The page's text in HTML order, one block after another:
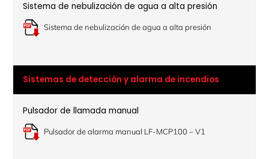
Sistema de nebulización de agua a alta presión
Sistema de nebulización de agua a alta presión
Sistemas de detección y alarma de incendios
Pulsador de llamada manual
Pulsador de alarma manual LF-MCP100 – V1